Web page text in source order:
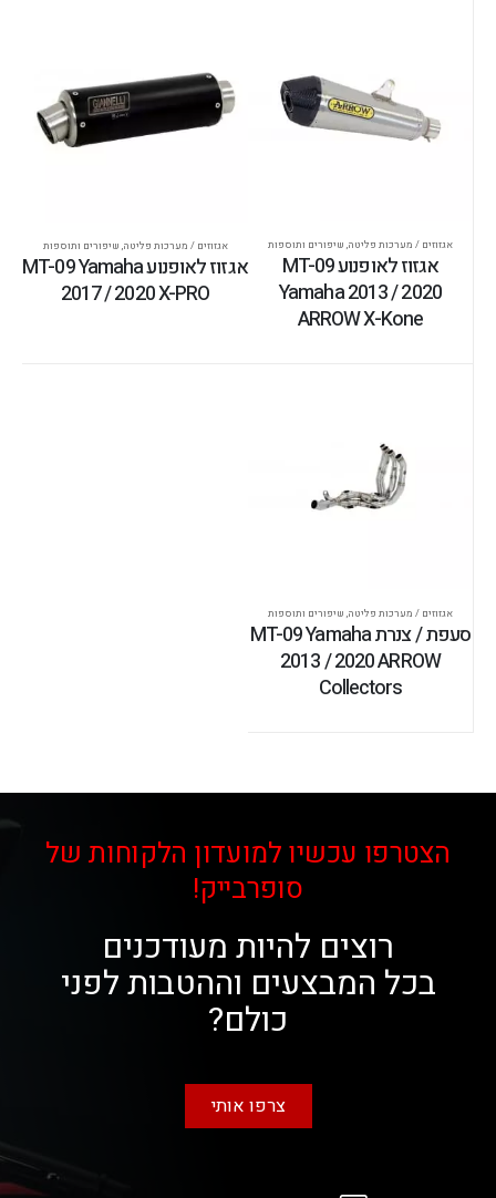
אגזוזים / מערכות פליטה, שיפורים ותוספות
אגזוז לאופנוע MT-09
Yamaha 2013 / 2020
ARROW X-Kone
אגזוזים / מערכות פליטה, שיפורים ותוספות
אגזוז לאופנוע MT-09 Yamaha
2017 / 2020 X-PRO
אגזוזים / מערכות פליטה, שיפורים ותוספות
סעפת / צנרת MT-09 Yamaha
2013 / 2020 ARROW
Collectors
הצטרפו עכשיו למועדון הלקוחות של
סופרבייק!
רוצים להיות מעודכנים
בכל המבצעים וההטבות לפני
כולם?
צרפו אותי